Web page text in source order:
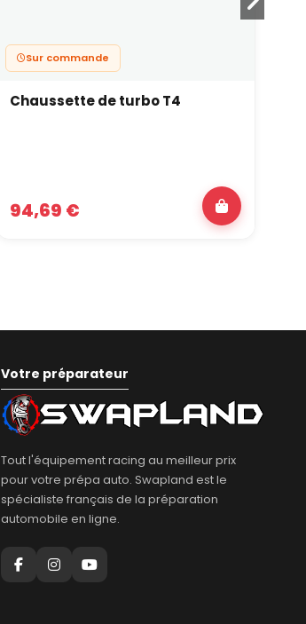
Sur commande
Chaussette de turbo T4
94,69 €
Votre préparateur
Tout l'équipement racing au meilleur prix
pour votre prépa auto. Swapland est le
spécialiste français de la préparation
automobile en ligne.